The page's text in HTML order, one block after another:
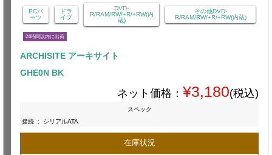
PCパ
ーツ
ドラ
イブ
DVD-
R/RAM/RW/+R/+RW(内
蔵)
その他DVD-
R/RAM/RW/+R/+RW(内蔵)
24時間以内に出荷
ARCHISITE アーキサイト
GHE0N BK
ネット価格： ¥3,180(税込)
スペック
接続 : シリアルATA
在庫状況